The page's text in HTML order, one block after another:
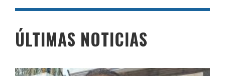
ÚLTIMAS NOTICIAS